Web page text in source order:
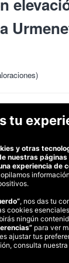
específico para
y
elimina
mamaria, al
el mejor el
y los
ello, consiguen
bien contigo
el cupón
24 horas de
el mejor el equipo
de su
contigo misma!
Colectivia
de privacidad
de verano
tu
y otras
nuestras
experiencia de
, nos das tu
cookies
ningún
para ver
ajustar tus
consulta